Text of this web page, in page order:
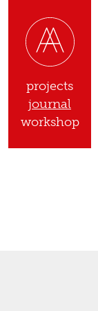
projects
journal
workshop